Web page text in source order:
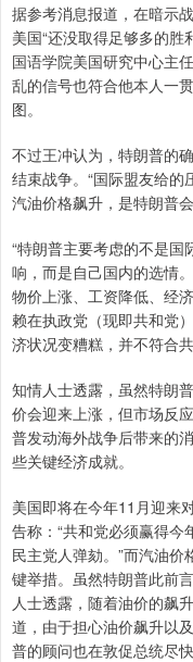
据参考消息报道，在暗示
美国“还没取得足够多的胜
国语学院美国研究中心主
乱的信号也符合他本人一
图。
不过王冲认为，特朗普的
结束战争。“国际盟友给
汽油价格飙升，是特朗普
“特朗普主要考虑的不是
响，而是自己国内的选情
物价上涨、工资降低、经
赖在执政党（现即共和党
济状况变糟糕，并不符合共
知情人士透露，虽然特朗
价会迎来上涨，但市场反
普发动海外战争后带来的
些关键经济成就。
美国即将在今年11月迎来
告称：“共和党必须赢得
民主党人弹劾。”而汽油
键举措。虽然特朗普此前
人士透露，随着油价的飙
道，由于担心油价飙升以
普的顾问也在敦促总统尽快